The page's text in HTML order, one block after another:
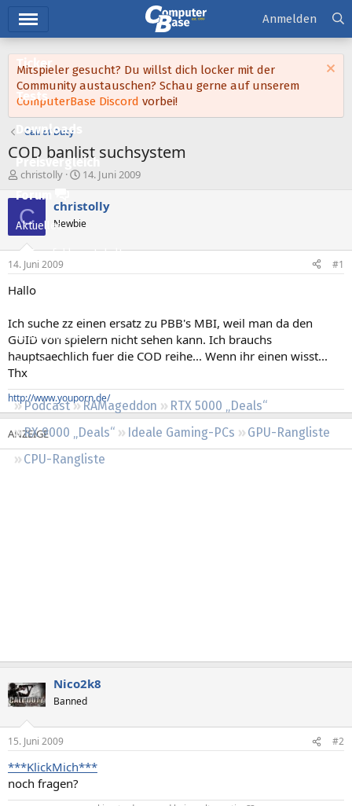
Ticker
Tests
Downloads
Preisvergleich
Forum
Aktuelles
Empfohlene Inhalte
Leserartikel
Regeln
Podcast RAMageddon
RTX 5000 „Deals“
RX 9000 „Deals“
Ideale Gaming-PCs
GPU-Rangliste
CPU-Rangliste
Anmelden
Mitspieler gesucht? Du willst dich locker mit der
Community austauschen? Schau gerne auf unserem
ComputerBase Discord vorbei!
Call of Duty
COD banlist suchsystem
E
r
s
t
e
e
r
christolly
E
s
e
t
14. Juni 2009
C christolly
Newbie
14. Juni 2009 #1
Hallo
Ich suche zz einen ersatz zu PBB's MBI, weil man da den
GUID von spielern nicht sehen kann. Ich brauchs
hauptsaechlich fuer die COD reihe... Wenn ihr einen wisst...
Thx
http://www.youporn.de/
Nico2k8
Banned
15. Juni 2009 #2
***KlickMich***
noch fragen?